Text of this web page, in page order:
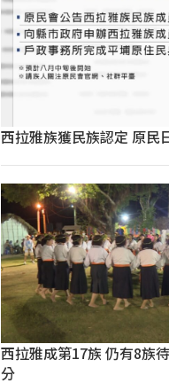
西拉雅族獲民族認定 原民
西拉雅成第17族 仍有8族
分